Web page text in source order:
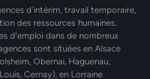
d'intérim, travail temporaire,
des ressources humaines.
d'emploi dans de nombreux
sont situées en Alsace
Obernai, Haguenau,
Cernay), en Lorraine